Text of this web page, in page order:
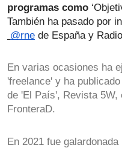
programas como
También ha pasado por
@rne de España y
En varias ocasiones ha
'freelance' y ha
de 'El País', Revista 5W,
FronteraD.
En 2021 fue galardonada